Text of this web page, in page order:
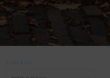
CHECK-UIT